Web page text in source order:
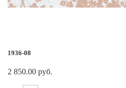
1936-08
2 850.00 руб.